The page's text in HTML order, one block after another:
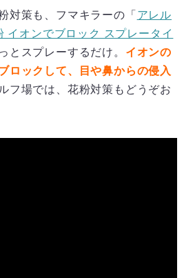
対策も、フマキラーの「 アレル
イオンでブロック スプレータイ
とスプレーするだけ。 イオンの
ロックして、目や鼻からの侵入
フ場では、花粉対策もどうぞお